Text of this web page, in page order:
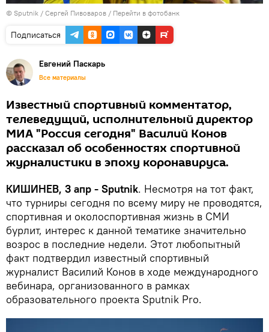
© Sputnik / Сергей Пивоваров / Перейти в фотобанк
Подписаться
Евгений Паскарь
Все материалы
Известный спортивный комментатор,
телеведущий, исполнительный директор
МИА "Россия сегодня" Василий Конов
рассказал об особенностях спортивной
журналистики в эпоху коронавируса.
КИШИНЕВ, 3 апр - Sputnik. Несмотря на тот факт,
что турниры сегодня по всему миру не проводятся,
спортивная и околоспортивная жизнь в СМИ
бурлит, интерес к данной тематике значительно
возрос в последние недели. Этот любопытный
факт подтвердил известный спортивный
журналист Василий Конов в ходе международного
вебинара, организованного в рамках
образовательного проекта Sputnik Pro.